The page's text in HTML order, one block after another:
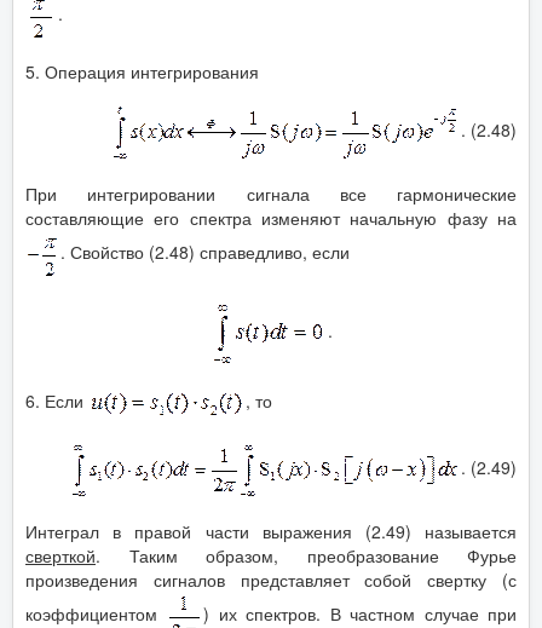
.
5. Операция интегрирования
. (2.48)
При интегрировании сигнала все гармонические
составляющие его спектра изменяют начальную фазу на
. Свойство (2.48) справедливо, если
.
6. Если , то
. (2.49)
Интеграл в правой части выражения (2.49) называется
сверткой. Таким образом, преобразование Фурье
произведения сигналов представляет собой свертку (с
коэффициентом
) их спектров. В частном случае при